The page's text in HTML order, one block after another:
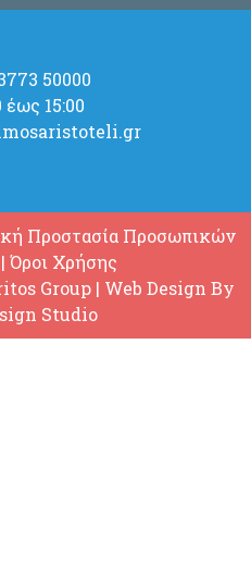
50000
15:00
Προστασία Προσωπικών
Όροι Χρήσης
Group| Web Design By
Studio